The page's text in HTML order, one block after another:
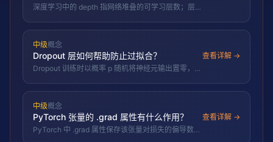
深度学习中的 depth 指网络堆叠的可学习层数；层数
中级概念
Dropout 层如何帮助防止过拟合？
Dropout 训练时以概率 p 随机将神经元输出置零，迫
查看详解 →
中级概念
PyTorch 张量的 .grad 属性有什么作用？
PyTorch 中 .grad 属性保存该张量对损失的偏导数，
查看详解 →